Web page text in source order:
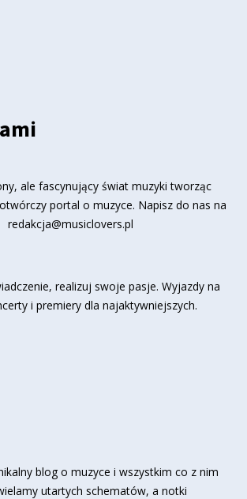
ale fascynujący świat muzyki tworząc
portal o muzyce. Napisz do nas na
redakcja@musiclovers.pl
realizuj swoje pasje. Wyjazdy na
i premiery dla najaktywniejszych.
blog o muzyce i wszystkim co z nim
utartych schematów, a notki